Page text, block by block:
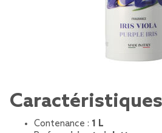
Caractéristiques
Contenance : 1 L